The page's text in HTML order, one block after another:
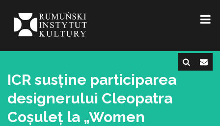
ICR susține participarea
designerului Cleopatra
Coșuleț la „Women